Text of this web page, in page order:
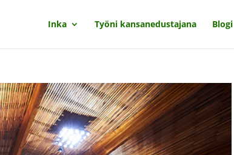
Inka Työni kansanedustajana Blogi